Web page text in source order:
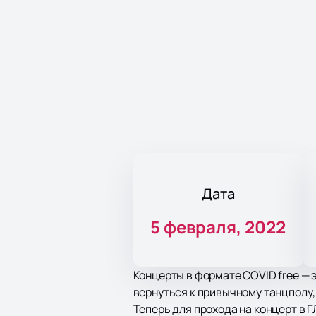
Дата
5 февраля, 2022
Концерты в формате COVID free —
вернуться к привычному
Теперь для прохода на концерт в